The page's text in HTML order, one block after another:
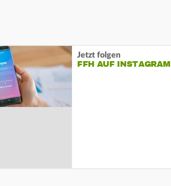
Jetzt folgen
FFH AUF INSTAGRAM